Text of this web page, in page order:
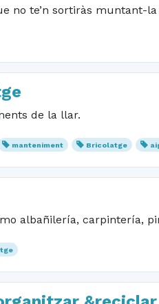
no te’n sortiràs muntant-
de la llar.
manteniment Bricolatge
albañilería, carpintería,